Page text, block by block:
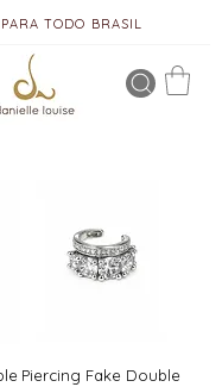
TODO BRASIL
Piercing Fake Double